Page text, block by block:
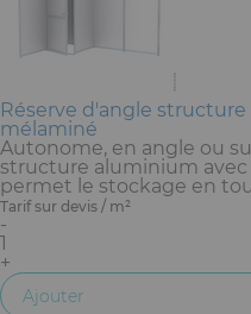
Réserve d'angle
mélaminé
Autonome, en angle ou
structure aluminium
permet le stockage en
Tarif sur devis / m²
-
1
+
Ajouter